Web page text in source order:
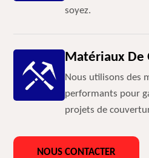
soyez.
Matériaux De
Nous utilisons des
performants pour
projets de
NOUS CONTACTER